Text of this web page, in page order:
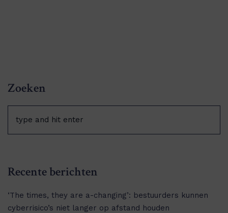
Zoeken
Recente berichten
‘The times, they are a-changing’: bestuurders kunnen
cyberrisico’s niet langer op afstand houden